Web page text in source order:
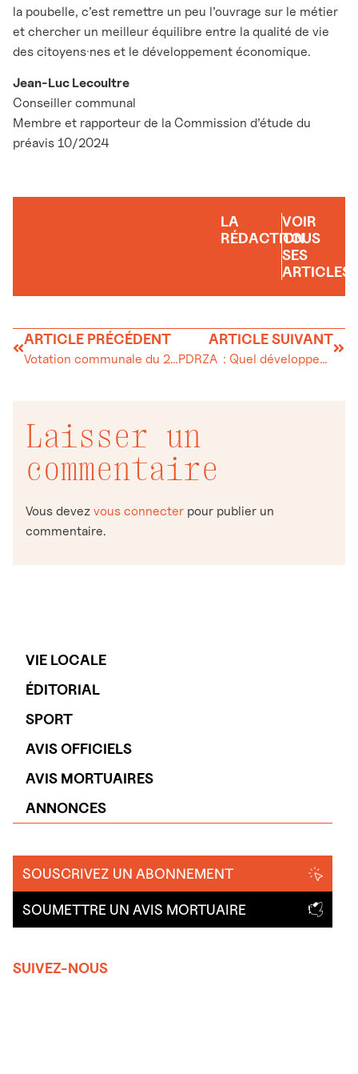
VIE LOCALE
ÉDITORIAL
SPORT
AVIS OFFICIELS
AVIS MORTUAIRES
ANNONCES
SOUSCRIVEZ UN ABONNEMENT
SOUMETTRE UN AVIS MORTUAIRE
SUIVEZ-NOUS
la poubelle, c’est remettre un peu l’ouvrage sur le métier
et chercher un meilleur équilibre entre la qualité de vie
des citoyens·nes et le développement économique.
Jean-Luc Lecoultre
Conseiller communal
Membre et rapporteur de la Commission d’étude du
préavis 10/2024
LA
RÉDACTION
VOIR
TOUS
SES
ARTICLES
ARTICLE PRÉCÉDENT
Votation communale du 28 septembre 2025 sur le PDRZA
ARTICLE SUIVANT
PDRZA : Quel développement pour La Vallée ?
Laisser un
commentaire
Vous devez vous connecter pour publier un
commentaire.